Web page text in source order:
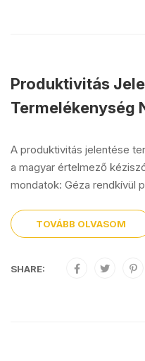
Produktivitás
Termelékenység
A produktivitás jelentése
a magyar értelmező
mondatok: Géza rendkívül
TOVÁBB OLVASOM
SHARE: